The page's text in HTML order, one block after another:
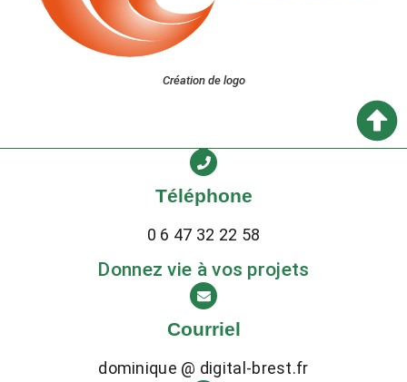
Création de logo
Téléphone
0 6 47 32 22 58
Donnez vie à vos projets
Courriel
dominique @ digital-brest.fr